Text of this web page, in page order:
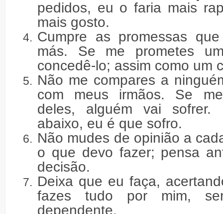
pedidos, eu o faria mais
mais gosto.
Cumpre as promessas
más. Se me prometes
concedê-lo; assim como um
Não me compares a
com meus irmãos. Se
deles, alguém vai sofrer.
abaixo, eu é que sofro.
Não mudes de opinião a
o que devo fazer; pensa
decisão.
Deixa que eu faça,
fazes tudo por mim,
dependente.